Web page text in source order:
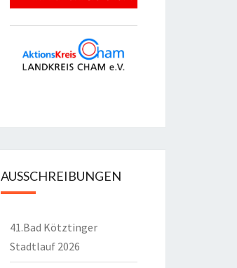
AUSSCHREIBUNGEN
41.Bad Kötztinger
Stadtlauf 2026